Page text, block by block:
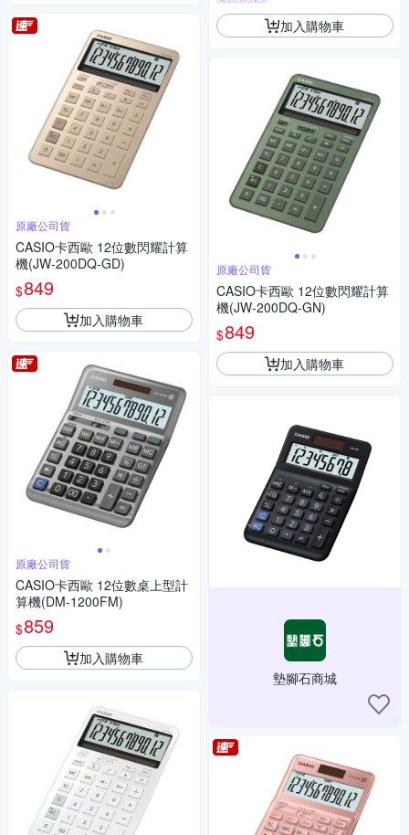
原廠公司貨
CASIO卡西歐 12位數閃耀計算
機(JW-200DQ-GD)
$849
加入購物車
原廠公司貨
CASIO卡西歐 12位數桌上型計
算機(DM-1200FM)
$859
加入購物車
加入購物車
原廠公司貨
CASIO卡西歐 12位數閃耀計算
機(JW-200DQ-GN)
$849
加入購物車
墊腳石商城